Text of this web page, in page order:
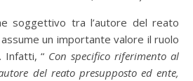
soggettivo tra l’autore del reato
un importante valore il ruolo
Infatti, “ Con specifico riferimento al
del reato presupposto ed ente,